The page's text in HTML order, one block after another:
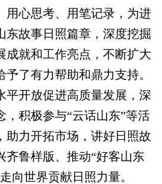
用心思考、用笔记录，为进
东故事日照篇章，深度挖掘
成就和工作亮点，不断扩大
予了有力帮助和鼎力支持。
平开放促进高质量发展，深
，积极参与“云话山东”等活
助力开拓市场，讲好日照故
齐鲁样版、推动“好客山东
向世界贡献日照力量。